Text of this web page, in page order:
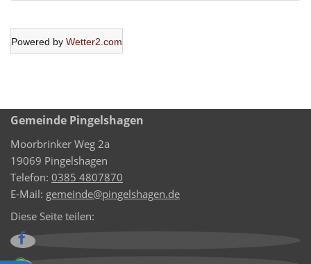
Powered by Wetter2.com
Gemeinde Pingelshagen
Moorbrinker Weg 2a
19069 Pingelshagen
Telefon: 0385 4807870
E-Mail: gemeinde@pingelshagen.de
Diese Seite teilen: